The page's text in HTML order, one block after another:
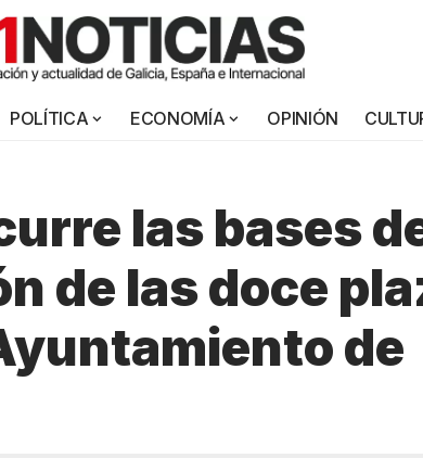
POLÍTICA ECONOMÍA OPINIÓN
las bases
de las doce
de